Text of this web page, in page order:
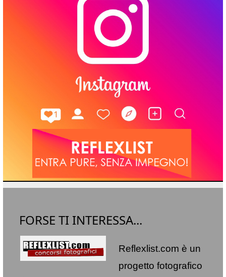
FORSE TI INTERESSA...
Reflexlist.com è un
progetto fotografico